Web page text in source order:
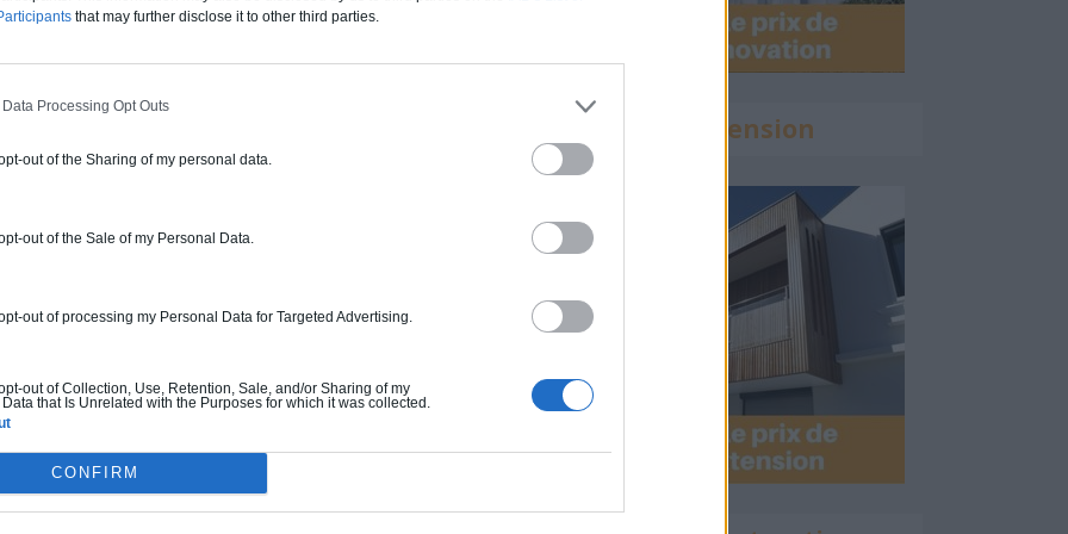
that may further disclose it to other third parties.
Processing Opt Outs
out of the Sharing of my personal data.
out of the Sale of my Personal Data.
out of processing my Personal Data for Targeted Advertising.
out of Collection, Use, Retention, Sale, and/or Sharing of my
that Is Unrelated with the Purposes for which it was collected.
CONFIRM
s’ouvre et se ferme sur le salon
système de poulies.
original des containers, traité
éclectique est renforcée
plus contemporaines.
assurent une belle lumière
Calculette Extension